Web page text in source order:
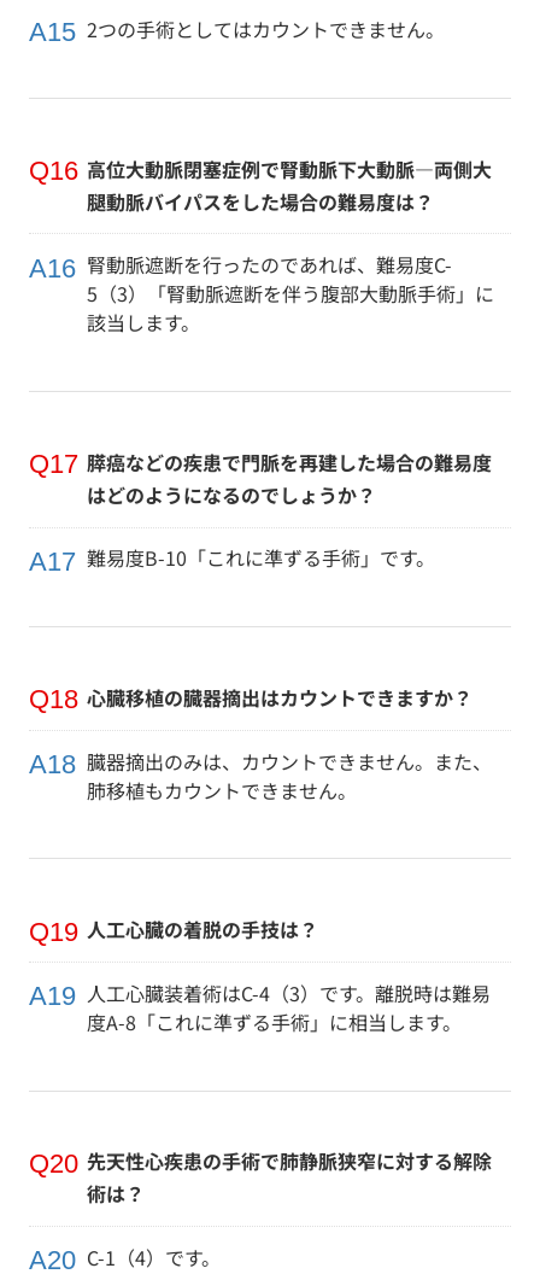
2つの手術としてはカウントできません。
高位大動脈閉塞症例で腎動脈下大動脈―両側大
腿動脈バイパスをした場合の難易度は？
腎動脈遮断を行ったのであれば、難易度C-
5（3）「腎動脈遮断を伴う腹部大動脈手術」に
該当します。
膵癌などの疾患で門脈を再建した場合の難易度
はどのようになるのでしょうか？
難易度B-10「これに準ずる手術」です。
心臓移植の臓器摘出はカウントできますか？
臓器摘出のみは、カウントできません。また、
肺移植もカウントできません。
人工心臓の着脱の手技は？
人工心臓装着術はC-4（3）です。離脱時は難易
度A-8「これに準ずる手術」に相当します。
先天性心疾患の手術で肺静脈狭窄に対する解除
術は？
C-1（4）です。